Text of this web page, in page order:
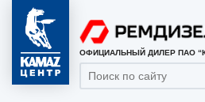
ОФИЦИАЛЬНЫЙ ДИЛЕР ПАО